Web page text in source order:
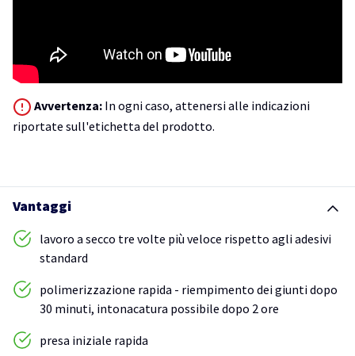
Avvertenza: In ogni caso, attenersi alle indicazioni
riportate sull'etichetta del prodotto.
Vantaggi
lavoro a secco tre volte più veloce rispetto agli adesivi
standard
polimerizzazione rapida - riempimento dei giunti dopo
30 minuti, intonacatura possibile dopo 2 ore
presa iniziale rapida